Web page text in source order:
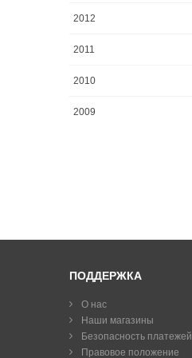
2012
2011
2010
2009
ПОДДЕРЖКА
О нас
Наши магазины
Безопасность платежей
Правовое положение